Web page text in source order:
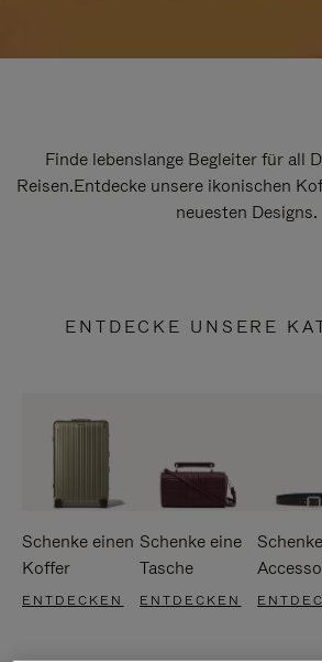
Finde lebenslange Begleiter für all
Reisen.Entdecke unsere ikonischen
neuesten Designs.
ENTDECKE UNSERE
Schenke einen
Koffer
ENTDECKEN
Schenke eine
Tasche
ENTDECKEN